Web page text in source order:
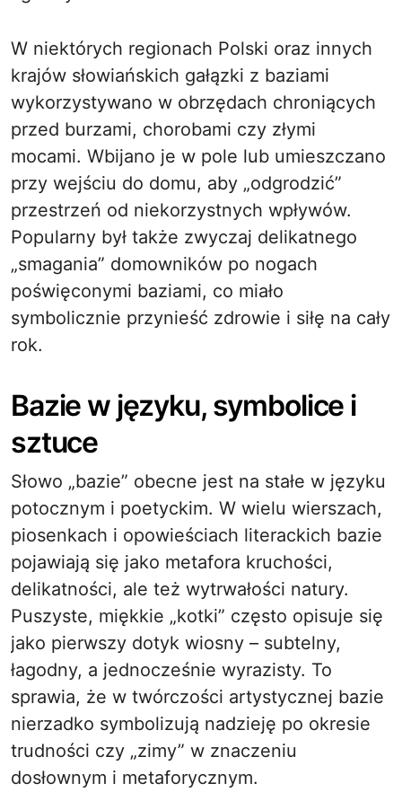
W niektórych regionach Polski oraz innych
krajów słowiańskich gałązki z baziami
wykorzystywano w obrzędach chroniących
przed burzami, chorobami czy złymi
mocami. Wbijano je w pole lub umieszczano
przy wejściu do domu, aby „odgrodzić”
przestrzeń od niekorzystnych wpływów.
Popularny był także zwyczaj delikatnego
„smagania” domowników po nogach
poświęconymi baziami, co miało
symbolicznie przynieść zdrowie i siłę na cały
rok.
Bazie w języku, symbolice i
sztuce
Słowo „bazie” obecne jest na stałe w języku
potocznym i poetyckim. W wielu wierszach,
piosenkach i opowieściach literackich bazie
pojawiają się jako metafora kruchości,
delikatności, ale też wytrwałości natury.
Puszyste, miękkie „kotki” często opisuje się
jako pierwszy dotyk wiosny – subtelny,
łagodny, a jednocześnie wyrazisty. To
sprawia, że w twórczości artystycznej bazie
nierzadko symbolizują nadzieję po okresie
trudności czy „zimy” w znaczeniu
dosłownym i metaforycznym.